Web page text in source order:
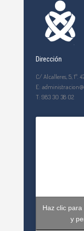
Dirección
C/ Alcalleres, 5, 1º.
E:
T: 983 30 38 02
Haz clic
y